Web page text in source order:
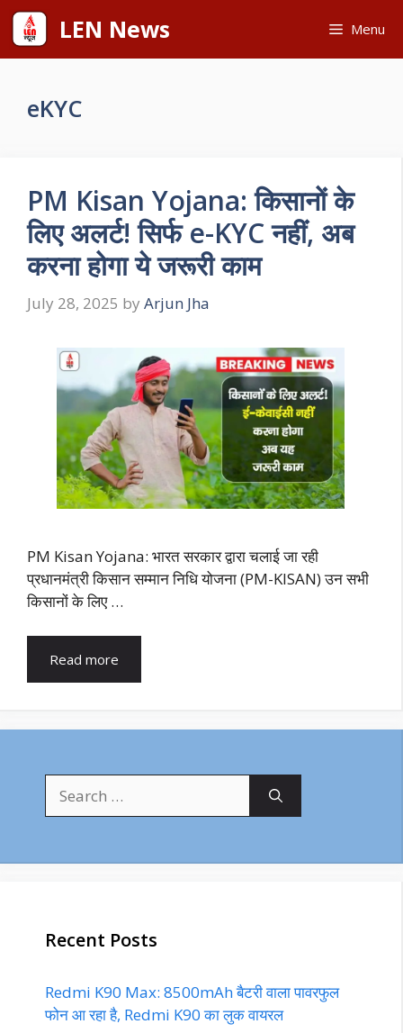
Skip
content
LEN News Menu
eKYC
PM Kisan Yojana: किसानों के
लिए अलर्ट! सिर्फ e-KYC नहीं, अब
करना होगा ये जरूरी काम
July 28, 2025 by Arjun Jha
PM Kisan Yojana: भारत सरकार द्वारा चलाई जा रही
प्रधानमंत्री किसान सम्मान निधि योजना (PM-KISAN) उन सभी
किसानों के लिए …
Read more
for:
Recent Posts
Redmi K90 Max: 8500mAh बैटरी वाला पावरफुल
फोन आ रहा है, Redmi K90 का लुक वायरल